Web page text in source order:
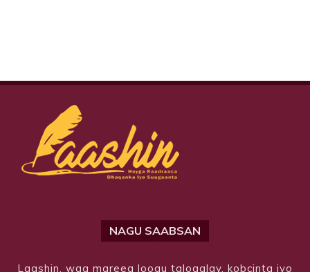
NAGU SAABSAN
Laashin, waa mareeg loogu talogalay, kobcinta iyo